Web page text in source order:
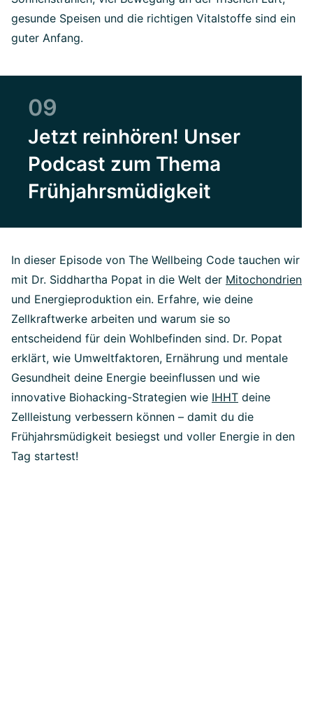
gesunde Speisen und die richtigen Vitalstoffe sind ein
guter Anfang.
09
Jetzt reinhören! Unser
Podcast zum Thema
Frühjahrsmüdigkeit
In dieser Episode von The Wellbeing Code tauchen wir
mit Dr. Siddhartha Popat in die Welt der Mitochondrien
und Energieproduktion ein. Erfahre, wie deine
Zellkraftwerke arbeiten und warum sie so
entscheidend für dein Wohlbefinden sind. Dr. Popat
erklärt, wie Umweltfaktoren, Ernährung und mentale
Gesundheit deine Energie beeinflussen und wie
innovative Biohacking-Strategien wie IHHT deine
Zellleistung verbessern können – damit du die
Frühjahrsmüdigkeit besiegst und voller Energie in den
Tag startest!